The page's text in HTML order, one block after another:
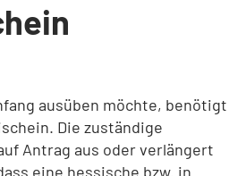
ausüben möchte, benötigt
Die zuständige
Antrag aus oder verlängert
eine hessische bzw. in